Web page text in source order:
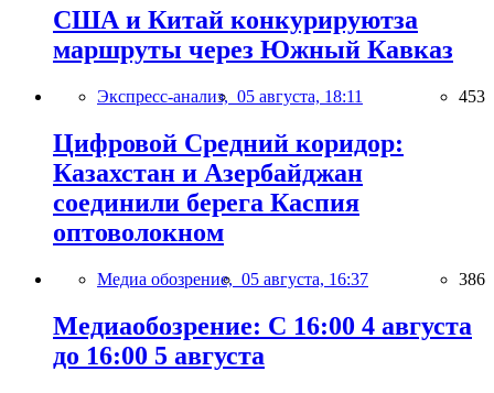
США и Китай конкурируютза
маршруты через Южный Кавказ
Экспресс-анализ, 05 августа, 18:11 453
Цифровой Средний коридор:
Казахстан и Азербайджан
соединили берега Каспия
оптоволокном
Медиа обозрение, 05 августа, 16:37 386
Медиаобозрение: С 16:00 4 августа
до 16:00 5 августа